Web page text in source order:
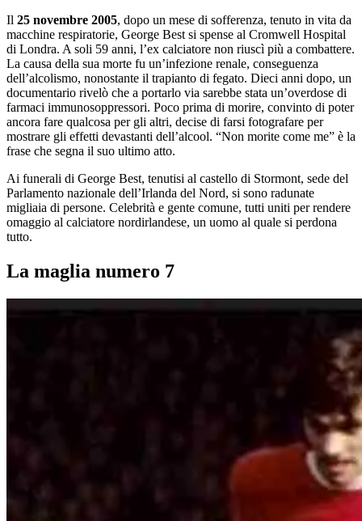
Il 25 novembre 2005, dopo un mese di sofferenza, tenuto in vita da
macchine respiratorie, George Best si spense al Cromwell Hospital
di Londra. A soli 59 anni, l’ex calciatore non riuscì più a combattere.
La causa della sua morte fu un’infezione renale, conseguenza
dell’alcolismo, nonostante il trapianto di fegato. Dieci anni dopo, un
documentario rivelò che a portarlo via sarebbe stata un’overdose di
farmaci immunosoppressori. Poco prima di morire, convinto di poter
ancora fare qualcosa per gli altri, decise di farsi fotografare per
mostrare gli effetti devastanti dell’alcool. “Non morite come me” è la
frase che segna il suo ultimo atto.
Ai funerali di George Best, tenutisi al castello di Stormont, sede del
Parlamento nazionale dell’Irlanda del Nord, si sono radunate
migliaia di persone. Celebrità e gente comune, tutti uniti per rendere
omaggio al calciatore nordirlandese, un uomo al quale si perdona
tutto.
La maglia numero 7